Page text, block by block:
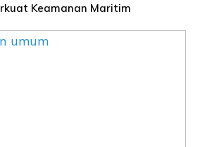
Keamanan Maritim